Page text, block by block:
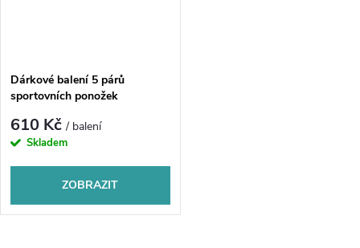
Dárkové balení 5 párů
sportovních ponožek
610 Kč/ balení
Skladem
ZOBRAZIT